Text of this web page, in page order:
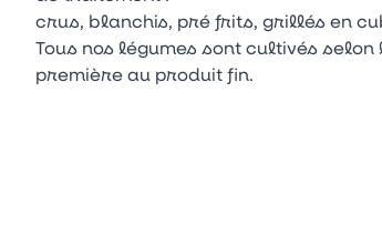
crus, blanchis, pré frits, grillés en
Tous nos légumes sont cultivés
première au produit fin.